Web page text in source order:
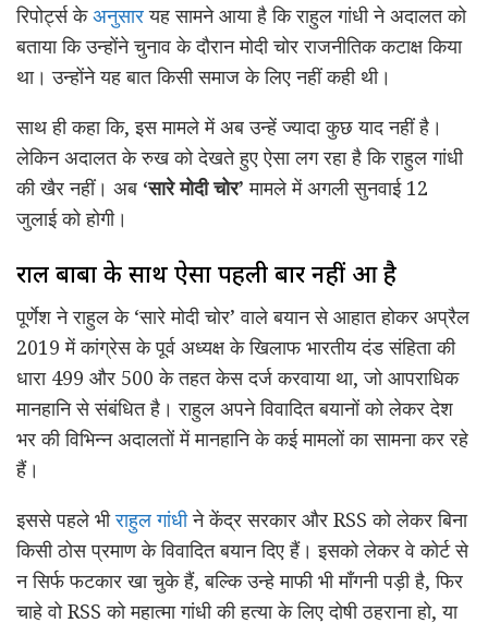
रिपोर्ट्स केअनुसारयह सामने आया है कि राहुल गांधी ने अदालत को
बताया कि उन्होंने चुनाव के दौरान मोदी चोर राजनीतिक कटाक्ष किया
था। उन्होंने यह बात किसी समाज के लिए नहीं कही थी।
साथ ही कहा कि, इस मामले में अब उन्हें ज्यादा कुछ याद नहीं है।
लेकिन अदालत के रुख को देखते हुए ऐसा लग रहा है कि राहुल गांधी
की खैर नहीं। अब ‘सारे मोदी चोर’ मामले में अगली सुनवाई 12
जुलाई को होगी।
राहुल बाबा के साथ ऐसा पहली बार नहीं हुआ है
पूर्णेश ने राहुल के ‘सारे मोदी चोर’ वाले बयान से आहात होकर अप्रैल
2019 में कांग्रेस के पूर्व अध्यक्ष के खिलाफ भारतीय दंड संहिता की
धारा 499 और 500 के तहत केस दर्ज करवाया था, जो आपराधिक
मानहानि से संबंधित है। राहुल अपने विवादित बयानों को लेकर देश
भर की विभिन्न अदालतों में मानहानि के कई मामलों का सामना कर रहे
हैं।
इससे पहले भीराहुल गांधीने केंद्र सरकार और RSS को लेकर बिना
किसी ठोस प्रमाण के विवादित बयान दिए हैं। इसको लेकर वे कोर्ट से
न सिर्फ फटकार खा चुके हैं, बल्कि उन्हे माफी भी माँगनी पड़ी है, फिर
चाहे वो RSS को महात्मा गांधी की हत्या के लिए दोषी ठहराना हो, या